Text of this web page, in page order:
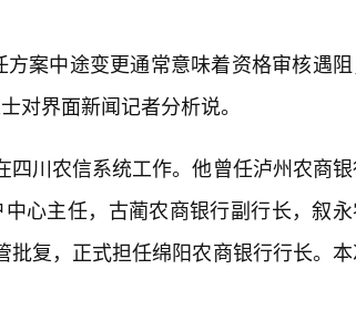
案中途变更通常意味着资格审核遇阻
对界面新闻记者分析说。
川农信系统工作。他曾任泸州农商
心主任，古蔺农商银行副行长，叙
复，正式担任绵阳农商银行行长。